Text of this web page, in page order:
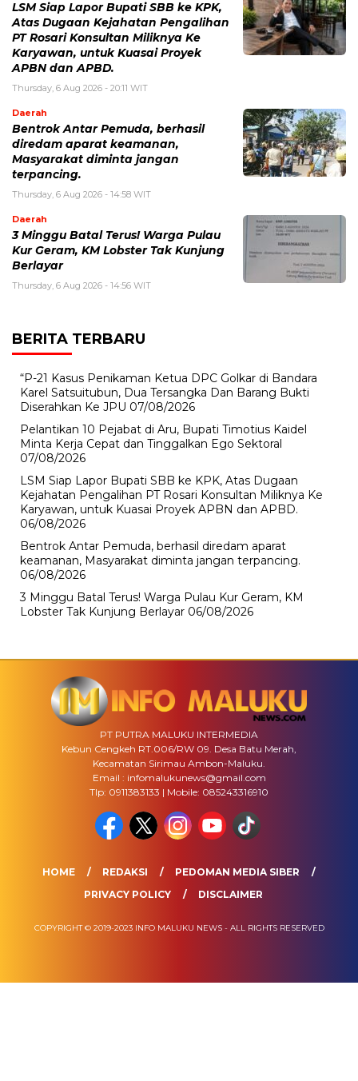
LSM Siap Lapor Bupati SBB ke KPK,
Atas Dugaan Kejahatan Pengalihan
PT Rosari Konsultan Miliknya Ke
Karyawan, untuk Kuasai Proyek
APBN dan APBD.
Thursday, 6 Aug 2026 - 20:11 WIT
Daerah
Bentrok Antar Pemuda, berhasil
diredam aparat keamanan,
Masyarakat diminta jangan
terpancing.
Thursday, 6 Aug 2026 - 14:58 WIT
Daerah
3 Minggu Batal Terus! Warga Pulau
Kur Geram, KM Lobster Tak Kunjung
Berlayar
Thursday, 6 Aug 2026 - 14:56 WIT
BERITA TERBARU
“P-21 Kasus Penikaman Ketua DPC Golkar di Bandara
Karel Satsuitubun, Dua Tersangka Dan Barang Bukti
Diserahkan Ke JPU 07/08/2026
Pelantikan 10 Pejabat di Aru, Bupati Timotius Kaidel
Minta Kerja Cepat dan Tinggalkan Ego Sektoral
07/08/2026
LSM Siap Lapor Bupati SBB ke KPK, Atas Dugaan
Kejahatan Pengalihan PT Rosari Konsultan Miliknya Ke
Karyawan, untuk Kuasai Proyek APBN dan APBD.
06/08/2026
Bentrok Antar Pemuda, berhasil diredam aparat
keamanan, Masyarakat diminta jangan terpancing.
06/08/2026
3 Minggu Batal Terus! Warga Pulau Kur Geram, KM
Lobster Tak Kunjung Berlayar 06/08/2026
PT PUTRA MALUKU INTERMEDIA
Kebun Cengkeh RT.006/RW 09. Desa Batu Merah,
Kecamatan Sirimau Ambon-Maluku.
Email : infomalukunews@gmail.com
Tlp: 0911383133 | Mobile: 085243316910
HOME REDAKSI
PEDOMAN MEDIA SIBER
PRIVACY POLICY
DISCLAIMER
COPYRIGHT © 2019-2023 INFO MALUKU NEWS - ALL RIGHTS RESERVED